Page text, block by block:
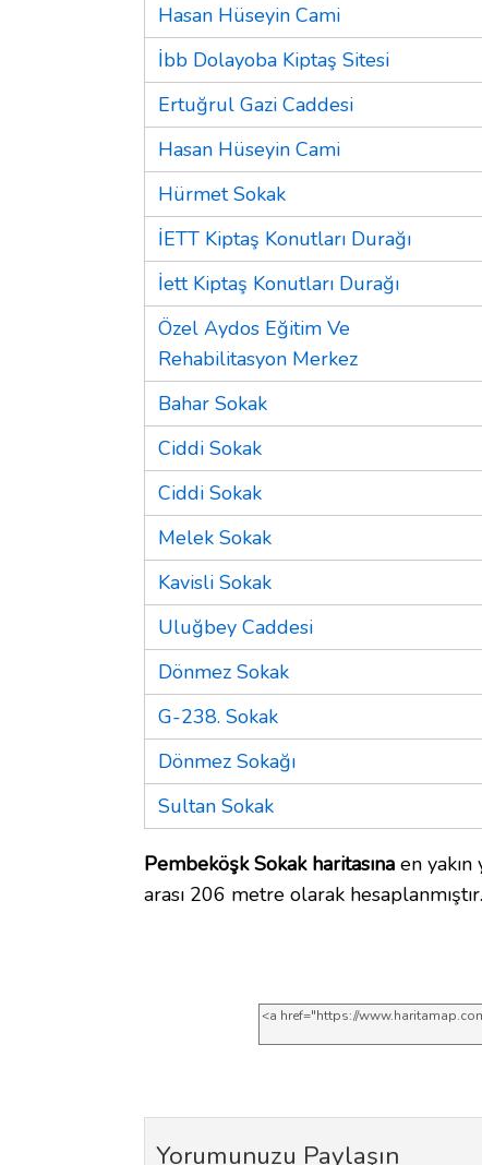
Hasan Hüseyin Cami
İbb Dolayoba Kiptaş Sitesi
Ertuğrul Gazi Caddesi
Hasan Hüseyin Cami
Hürmet Sokak
İETT Kiptaş Konutları Durağı
İett Kiptaş Konutları Durağı
Özel Aydos Eğitim Ve
Rehabilitasyon Merkez
Bahar Sokak
Ciddi Sokak
Ciddi Sokak
Melek Sokak
Kavisli Sokak
Uluğbey Caddesi
Dönmez Sokak
G-238. Sokak
Dönmez Sokağı
Sultan Sokak
Pembeköşk Sokak haritasına en
arası 206 metre olarak hesaplanmıştır.
Yorumunuzu Paylaşın